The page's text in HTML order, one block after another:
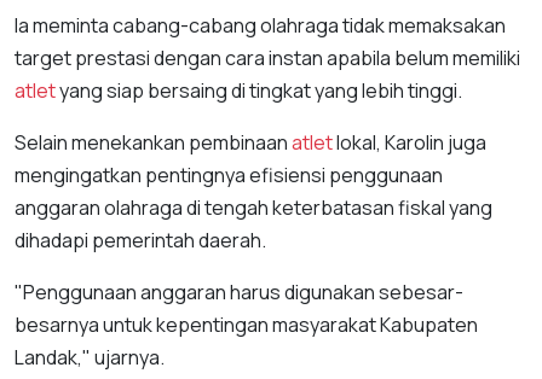
Ia meminta cabang-cabang olahraga tidak memaksakan
target prestasi dengan cara instan apabila belum memiliki
atletyang siap bersaing di tingkat yang lebih tinggi.
Selain menekankan pembinaanatletlokal, Karolin juga
mengingatkan pentingnya efisiensi penggunaan
anggaran olahraga di tengah keterbatasan fiskal yang
dihadapi pemerintah daerah.
"Penggunaan anggaran harus digunakan sebesar-
besarnya untuk kepentingan masyarakat Kabupaten
Landak," ujarnya.